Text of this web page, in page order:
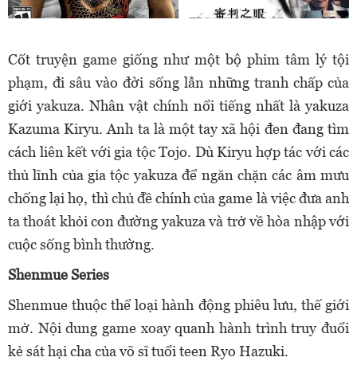
Cốt truyện game giống như một bộ phim tâm lý tội
phạm, đi sâu vào đời sống lẫn những tranh chấp của
giới yakuza. Nhân vật chính nổi tiếng nhất là yakuza
Kazuma Kiryu. Anh ta là một tay xã hội đen đang tìm
cách liên kết với gia tộc Tojo. Dù Kiryu hợp tác với các
thủ lĩnh của gia tộc yakuza để ngăn chặn các âm mưu
chống lại họ, thì chủ đề chính của game là việc đưa anh
ta thoát khỏi con đường yakuza và trở về hòa nhập với
cuộc sống bình thường.
Shenmue Series
Shenmue thuộc thể loại hành động phiêu lưu, thế giới
mở. Nội dung game xoay quanh hành trình truy đuổi
kẻ sát hại cha của võ sĩ tuổi teen Ryo Hazuki.